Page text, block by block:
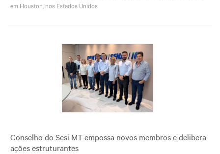
em Houston, nos Estados Unidos
Conselho do Sesi MT empossa novos membros e delibera
ações estruturantes